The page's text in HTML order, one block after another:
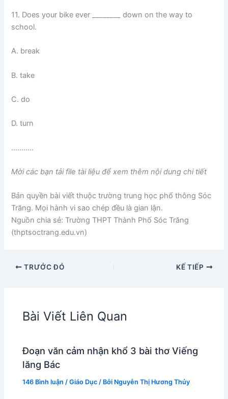
11. Does your bike ever ________ down on the way to
school.
A. break
B. take
C. do
D. turn
………..
Mời các bạn tải file tài liệu để xem thêm nội dung chi tiết
Bản quyền bài viết thuộc trường trung học phổ thông Sóc
Trăng. Mọi hành vi sao chép đều là gian lận.
Nguồn chia sẻ: Trường THPT Thành Phố Sóc Trăng
(thptsoctrang.edu.vn)
TRƯỚC ĐÓ KẾ TIẾP
Bài Viết Liên Quan
Đoạn văn cảm nhận khổ 3 bài thơ Viếng
lăng Bác
146 Bình luận /Giáo Dục / Bởi Nguyễn Thị Hương Thủy